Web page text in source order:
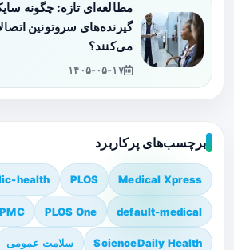
مطالعه‌ای تازه: چگونه
گیرنده‌های سروتونین
می‌کنند؟
۱۴۰۵-۰۵-۱۷
برچسب‌های پرکاربرد
Medical Xpress
PLOS
health
default-medical
PLOS One
ScienceDaily Health سلامت عمومی